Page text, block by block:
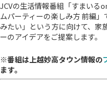
JCVの生活情報番組「すまいる
ムパーティーの楽しみ方 前編
みたい」という方に向けて、家
ーのアイデアをご提案します。
※番組は上越妙高タウン情報の
ます。